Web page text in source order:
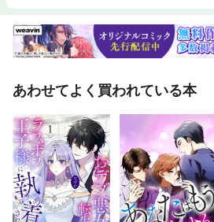
あわせてよく買われている本